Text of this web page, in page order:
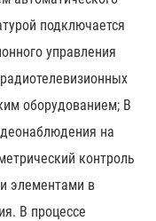
подключается
управления
оборудованием; В
на
контроль
элементами в
В процессе